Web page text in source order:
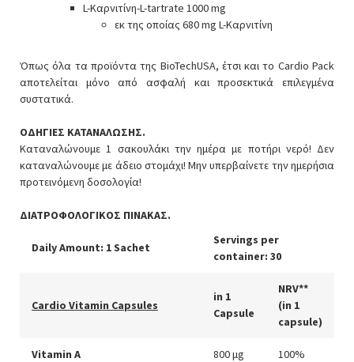
L-Καρνιτίνη-L-tartrate 1000 mg
εκ της οποίας 680 mg L-Καρνιτίνη
Όπως όλα τα προϊόντα της BioTechUSA, έτσι και το Cardio Pack
αποτελείται μόνο από ασφαλή και προσεκτικά επιλεγμένα
συστατικά.
ΟΔΗΓΙΕΣ ΚΑΤΑΝΑΛΩΣΗΣ.
Καταναλώνουμε 1 σακουλάκι την ημέρα με ποτήρι νερό! Δεν
καταναλώνουμε με άδειο στομάχι! Μην υπερβαίνετε την ημερήσια
προτεινόμενη δοσολογία!
ΔΙΑΤΡΟΦΟΛΟΓΙΚΟΣ ΠΙΝΑΚΑΣ.
Daily Amount: 1 Sachet
Servings per
container: 30
Cardio Vitamin Capsules
in 1
Capsule
NRV**
(in 1
capsule)
Vitamin A 800 μg 100%